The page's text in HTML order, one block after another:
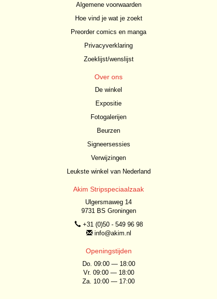
Algemene voorwaarden
Hoe vind je wat je zoekt
Preorder comics en manga
Privacyverklaring
Zoeklijst/wenslijst
Over ons
De winkel
Expositie
Fotogalerijen
Beurzen
Signeersessies
Verwijzingen
Leukste winkel van Nederland
Akim Stripspeciaalzaak
Ulgersmaweg 14
9731 BS Groningen
+31 (0)50 - 549 96 98
info@akim.nl
Openingstijden
Do. 09:00 — 18:00
Vr. 09:00 — 18:00
Za. 10:00 — 17:00